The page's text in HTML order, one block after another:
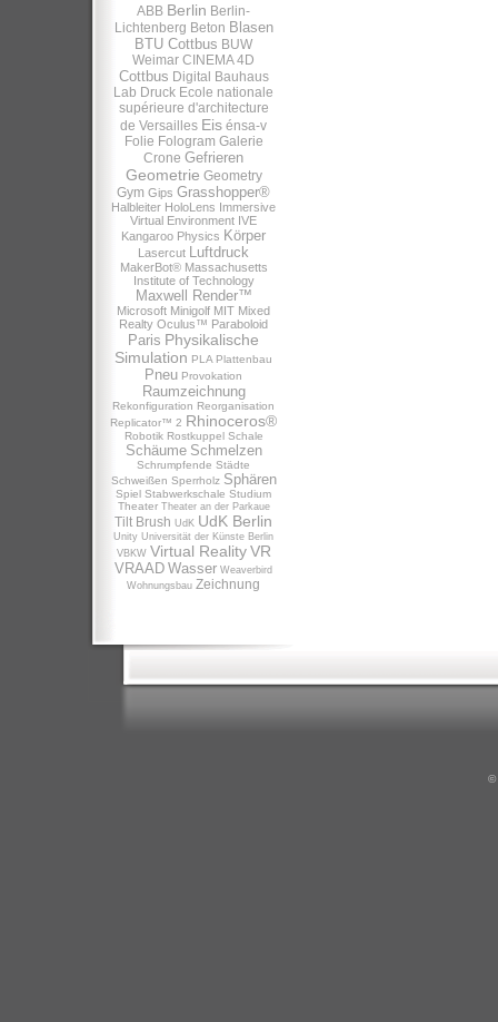
ABB Berlin Berlin-
Lichtenberg Beton Blasen
BTU Cottbus BUW
Weimar CINEMA 4D
Cottbus Digital Bauhaus
Lab Druck Ecole nationale
supérieure d'architecture
de Versailles Eis énsa-v
Folie Fologram Galerie
Crone Gefrieren
Geometrie Geometry
Gym Gips Grasshopper®
Halbleiter HoloLens Immersive
Virtual Environment IVE
Kangaroo Physics Körper
Lasercut Luftdruck
MakerBot® Massachusetts
Institute of Technology
Maxwell Render™
Microsoft Minigolf MIT Mixed
Realty Oculus™ Paraboloid
Paris Physikalische
Simulation PLA Plattenbau
Pneu Provokation
Raumzeichnung
Rekonfiguration Reorganisation
Replicator™ 2 Rhinoceros®
Robotik Rostkuppel Schale
Schäume Schmelzen
Schrumpfende Städte
Schweißen Sperrholz Sphären
Spiel Stabwerkschale Studium
Theater Theater an der Parkaue
Tilt Brush UdK UdK Berlin
Unity Universität der Künste Berlin
VBKW Virtual Reality VR
VRAAD Wasser Weaverbird
Wohnungsbau Zeichnung
©